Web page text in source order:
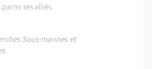
ses alliés.
Sous-marines et